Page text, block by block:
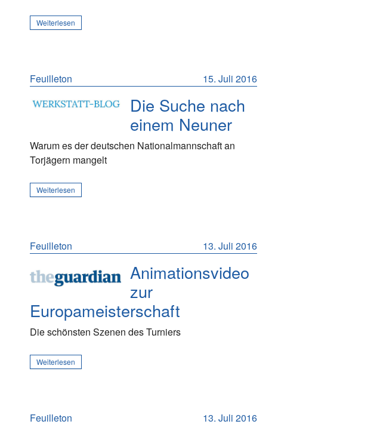
Weiterlesen
15. Juli 2016
Feuilleton
Die Suche nach
einem Neuner
Warum es der deutschen Nationalmannschaft an
Torjägern mangelt
Weiterlesen
13. Juli 2016
Feuilleton
Animationsvideo
zur
Europameisterschaft
Die schönsten Szenen des Turniers
Weiterlesen
13. Juli 2016
Feuilleton